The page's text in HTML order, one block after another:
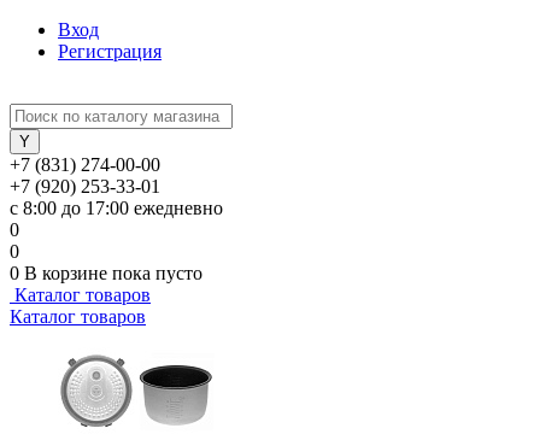
Вход
Регистрация
+7 (831) 274-00-00
+7 (920) 253-33-01
с 8:00 до 17:00 ежедневно
0
0
0 В корзине пока пусто
Каталог товаров
Каталог товаров